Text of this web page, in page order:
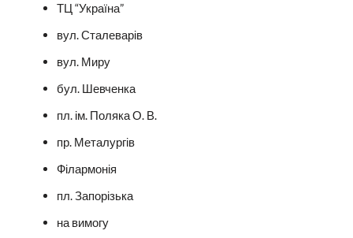
ТЦ “Україна”
вул. Сталеварів
вул. Миру
бул. Шевченка
пл. ім. Поляка О. В.
пр. Металургів
Філармонія
пл. Запорізька
на вимогу